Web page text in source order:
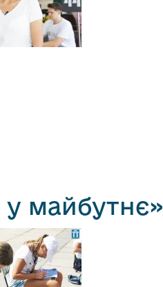
у майбутнє»